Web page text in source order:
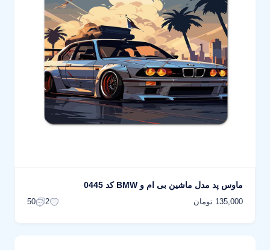
ماوس پد مدل ماشین بی ام و BMW کد 0445
135,000 تومان 2
50